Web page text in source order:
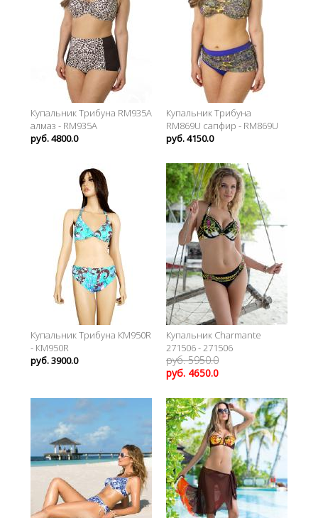
Купальник Трибуна RM935A
алмаз - RM935A
руб. 4800.0
Купальник Трибуна
RM869U сапфир - RM869U
руб. 4150.0
Купальник Трибуна КМ950R
- КМ950R
руб. 3900.0
Купальник Charmante
271506 - 271506
руб. 5950.0
руб. 4650.0